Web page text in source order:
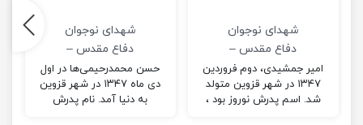
شهدای نوجوان
دفاع مقدس –
شهید امیر
جمشیدی
امیر جمشیدی، دوم فروردین
۱۳۴۷ در شهر قزوین متولد
شد. اسم پدرش نوروز بود ،
شهدای نوجوان
دفاع مقدس –
شهید حسن محمد
رحیمی ها
حسن محمدرحیمی‌ها در اول
دی ماه ۱۳۴۷ در شهر قزوین
به دنیا آمد. نام پدرش